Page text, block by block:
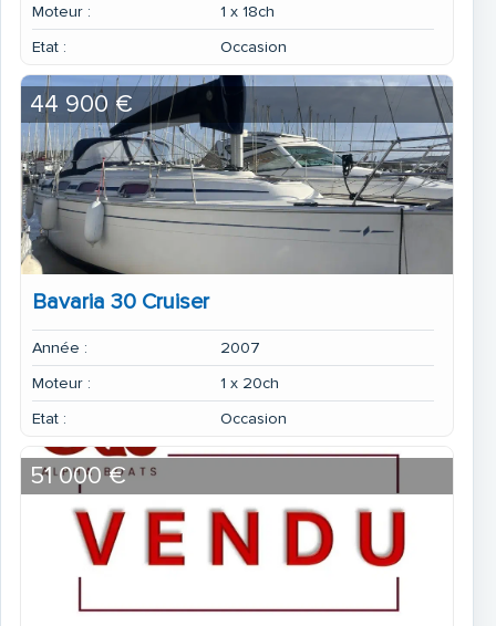
Moteur :
1 x 18ch
Etat :
Occasion
Bavaria 30 Cruiser
Année :
2007
Moteur :
1 x 20ch
Etat :
Occasion
44 900 €
51 000 €